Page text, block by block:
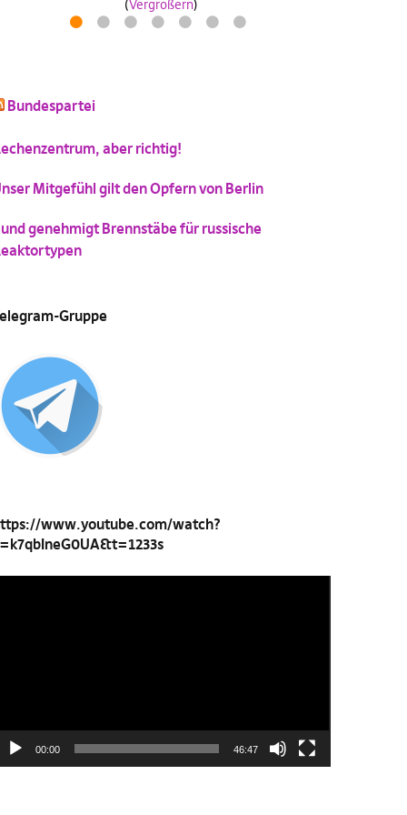
(Vergrößern)
Katzenbild-Piratenpartei
1 2 3 4 5 6 7
Bundespartei
aber richtig!
Mitgefühl gilt den Opfern von Berlin
genehmigt Brennstäbe für russische
Gruppe
www.youtube.com/watch?
00:00 46:47